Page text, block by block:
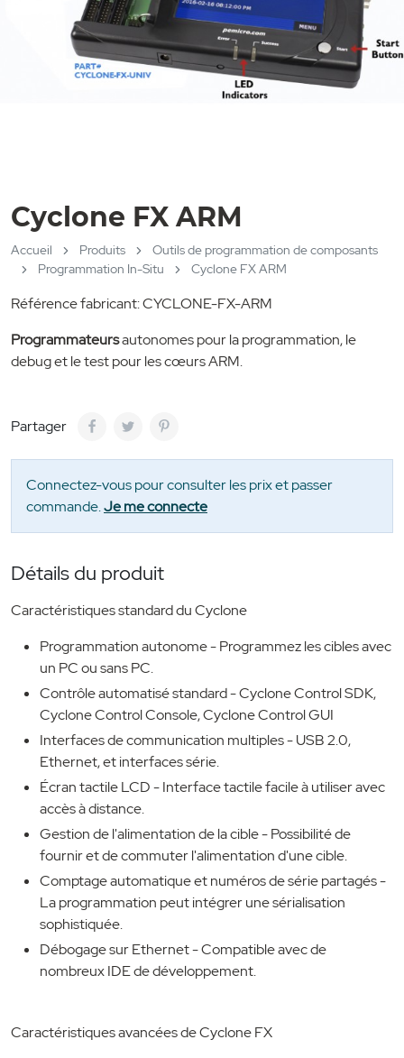
Cyclone FX ARM
Accueil Produits
Outils de programmation de composants
Programmation In-Situ
Cyclone FX ARM
Référence fabricant: CYCLONE-FX-ARM
Programmateursautonomes pour la programmation, le
debug et le test pour les cœurs ARM.
Partager
Connectez-vous pour consulter les prix et passer
commande.Je me connecte
Détails du produit
Caractéristiques standard du Cyclone
Programmation autonome - Programmez les cibles avec
un PC ou sans PC.
Contrôle automatisé standard - Cyclone Control SDK,
Cyclone Control Console, Cyclone Control GUI
Interfaces de communication multiples - USB 2.0,
Ethernet, et interfaces série.
Écran tactile LCD - Interface tactile facile à utiliser avec
accès à distance.
Gestion de l'alimentation de la cible - Possibilité de
fournir et de commuter l'alimentation d'une cible.
Comptage automatique et numéros de série partagés -
La programmation peut intégrer une sérialisation
sophistiquée.
Débogage sur Ethernet - Compatible avec de
nombreux IDE de développement.
Caractéristiques avancées de Cyclone FX